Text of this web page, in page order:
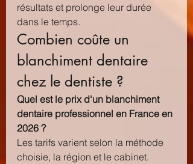
résultats et prolonge leur durée
dans le temps.
Combien coûte un
blanchiment dentaire
chez le dentiste ?
Quel est le prix d'un blanchiment
dentaire professionnel en France en
2026 ?
Les tarifs varient selon la méthode
choisie, la région et le cabinet.